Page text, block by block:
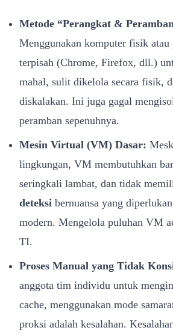
Metode “Perangkat &
Menggunakan komputer fisik
terpisah (Chrome, Firefox, dll.)
mahal, sulit dikelola secara fisik,
diskalakan. Ini juga gagal
peramban sepenuhnya.
Mesin Virtual (VM) Dasar:
lingkungan, VM membutuhkan
seringkali lambat, dan tidak
deteksi bernuansa yang
modern. Mengelola puluhan VM
TI.
Proses Manual yang Tidak
anggota tim individu untuk
cache, menggunakan mode
proksi adalah kesalahan.